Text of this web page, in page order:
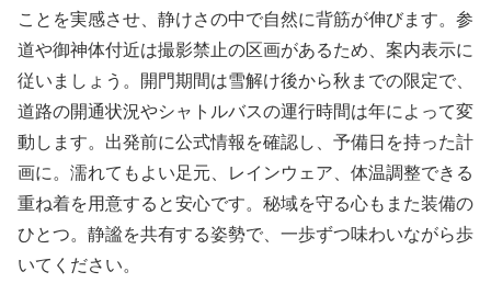
ことを実感させ、静けさの中で自然に背筋が伸びます。参
道や御神体付近は撮影禁止の区画があるため、案内表示に
従いましょう。開門期間は雪解け後から秋までの限定で、
道路の開通状況やシャトルバスの運行時間は年によって変
動します。出発前に公式情報を確認し、予備日を持った計
画に。濡れてもよい足元、レインウェア、体温調整できる
重ね着を用意すると安心です。秘域を守る心もまた装備の
ひとつ。静謐を共有する姿勢で、一歩ずつ味わいながら歩
いてください。